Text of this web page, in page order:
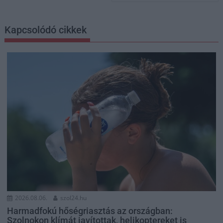
Kapcsolódó cikkek
2026.08.06. szol24.hu
Harmadfokú hőségriasztás az országban:
Szolnokon klímát javítottak, helikoptereket is